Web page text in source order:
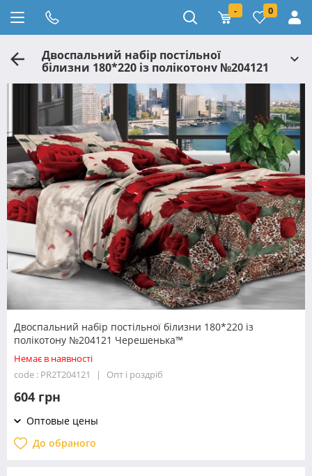
- 0
Двоспальний набір постільної
білизни 180*220 із полікотону №204121
Черешенька™
Двоспальний набір постільної білизни 180*220 із
полікотону №204121 Черешенька™
Немає в наявності
code : PR2T204121
Опт і роздріб
604 грн
Оптовые цены
До обраного